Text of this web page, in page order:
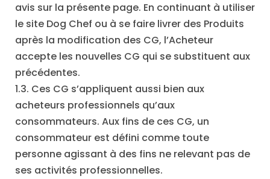
avis sur la présente page. En continuant à utiliser
le site Dog Chef ou à se faire livrer des Produits
après la modification des CG, l’Acheteur
accepte les nouvelles CG qui se substituent aux
précédentes.
1.3. Ces CG s’appliquent aussi bien aux
acheteurs professionnels qu’aux
consommateurs. Aux fins de ces CG, un
consommateur est défini comme toute
personne agissant à des fins ne relevant pas de
ses activités professionnelles.